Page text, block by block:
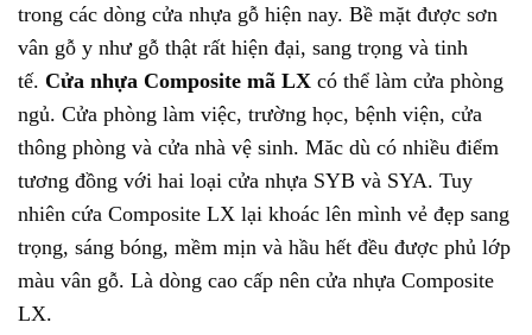
trong các dòng cửa nhựa gỗ hiện nay. Bề mặt được sơn
vân gỗ y như gỗ thật rất hiện đại, sang trọng và tinh
tế. Cửa nhựa Composite mã LX có thể làm cửa phòng
ngủ. Cửa phòng làm việc, trường học, bệnh viện, cửa
thông phòng và cửa nhà vệ sinh. Măc dù có nhiều điểm
tương đồng với hai loại cửa nhựa SYB và SYA. Tuy
nhiên cứa Composite LX lại khoác lên mình vẻ đẹp sang
trọng, sáng bóng, mềm mịn và hầu hết đều được phủ lớp
màu vân gỗ. Là dòng cao cấp nên cửa nhựa Composite
LX.